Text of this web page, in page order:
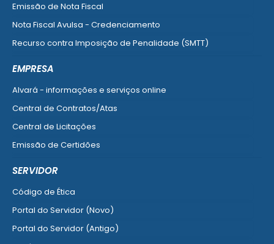
Emissão de Nota Fiscal
Nota Fiscal Avulsa - Credenciamento
Recurso contra Imposição de Penalidade (SMTT)
EMPRESA
Alvará - informações e serviços online
Central de Contratos/Atas
Central de Licitações
Emissão de Certidões
SERVIDOR
Código de Ética
Portal do Servidor (Novo)
Portal do Servidor (Antigo)